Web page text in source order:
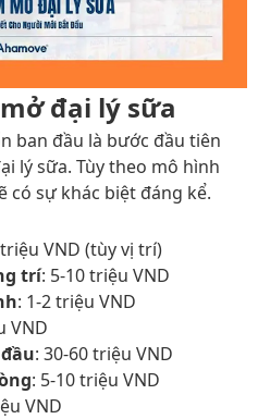
đại lý sữa
ban đầu là bước đầu tiên
lý sữa. Tùy theo mô hình
có sự khác biệt đáng kể.
VND (tùy vị trí)
trí: 5-10 triệu VND
: 1-2 triệu VND
VND
: 30-60 triệu VND
: 5-10 triệu VND
VND